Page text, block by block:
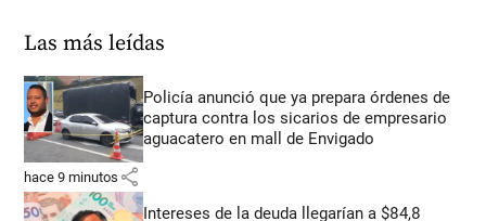
Las más leídas
Policía anunció que ya prepara órdenes de
captura contra los sicarios de empresario
aguacatero en mall de Envigado
hace 9 minutos share
Intereses de la deuda llegarían a $84,8